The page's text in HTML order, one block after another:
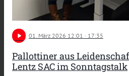
play_arrow 01. März 2026 12:01 · 17:35
Pallottiner aus
Lentz SAC im Sonntagstalk